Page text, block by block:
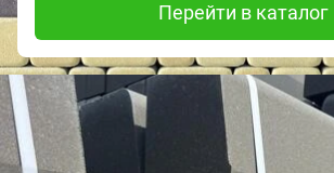
Перейти в каталог